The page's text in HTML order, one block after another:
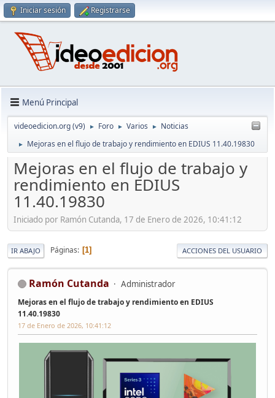
Iniciar sesión Registrarse
Menú Principal
videoedicion.org (v9) ► Foro ► Varios ► Noticias
► Mejoras en el flujo de trabajo y rendimiento en EDIUS 11.40.19830
Mejoras en el flujo de trabajo y
rendimiento en EDIUS
11.40.19830
Iniciado por Ramón Cutanda, 17 de Enero de 2026, 10:41:12
IR ABAJO Páginas 1 ACCIONES DEL USUARIO
Ramón Cutanda Administrador
Mejoras en el flujo de trabajo y rendimiento en EDIUS
11.40.19830
17 de Enero de 2026, 10:41:12